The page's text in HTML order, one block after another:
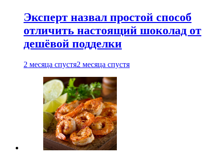
Эксперт назвал простой способ
отличить настоящий шоколад от
дешёвой подделки
2 месяца спустя2 месяца спустя